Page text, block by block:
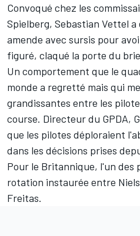
Convoqué chez les
Spielberg, Sebastian Vettel a
amende avec sursis pour
figuré, claqué la porte du
Un comportement que le
monde a regretté mais qui
grandissantes entre les
course. Directeur du GPDA,
que les pilotes déploraient
dans les décisions prises
Pour le Britannique, l'un des
rotation instaurée entre
Freitas.